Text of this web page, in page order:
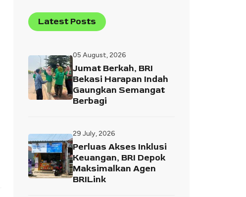
Latest Posts
05 August, 2026
Jumat Berkah, BRI
Bekasi Harapan Indah
Gaungkan Semangat
Berbagi
29 July, 2026
Perluas Akses Inklusi
Keuangan, BRI Depok
Maksimalkan Agen
BRILink